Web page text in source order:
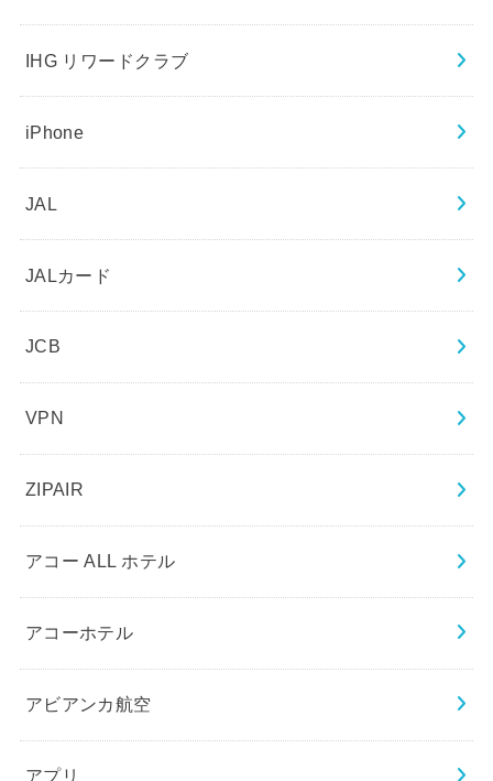
IHG リワードクラブ
iPhone
JAL
JALカード
JCB
VPN
ZIPAIR
アコー ALL ホテル
アコーホテル
アビアンカ航空
アプリ